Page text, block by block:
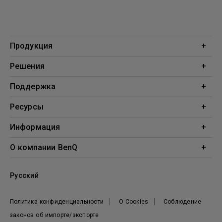
Продукция
Проекторы
Решения
Образование
Поддержка
Поддержка
Ресурсы
Проекционный калькулятор
Информация
BenQ AQCOLOR
О компании BenQ
Новости
Политика конфиденциальности О Cookies
Соблюдение
законов об импорте/экспорте
Русский